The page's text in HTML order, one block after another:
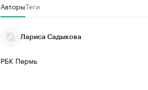
АвторыТеги
Лариса Садыкова
РБК Пермь